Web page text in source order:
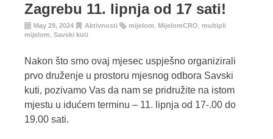
Zagrebu 11. lipnja od 17 sati!
May 29, 2024 Aktivnosti mijelom MijelomCRO
multipli
mijelom Savski kuti
Nakon što smo ovaj mjesec uspješno organizirali
prvo druženje u prostoru mjesnog odbora Savski
kuti, pozivamo Vas da nam se pridružite na istom
mjestu u idućem terminu – 11. lipnja od 17-.00 do
19.00 sati.